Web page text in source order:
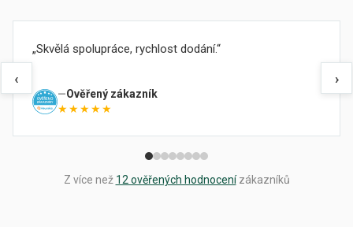
‹
Skvělá spolupráce, rychlost dodání.
Ověřený zákazník
★★★★★
›
Z více než 12 ověřených hodnocenízákazníků